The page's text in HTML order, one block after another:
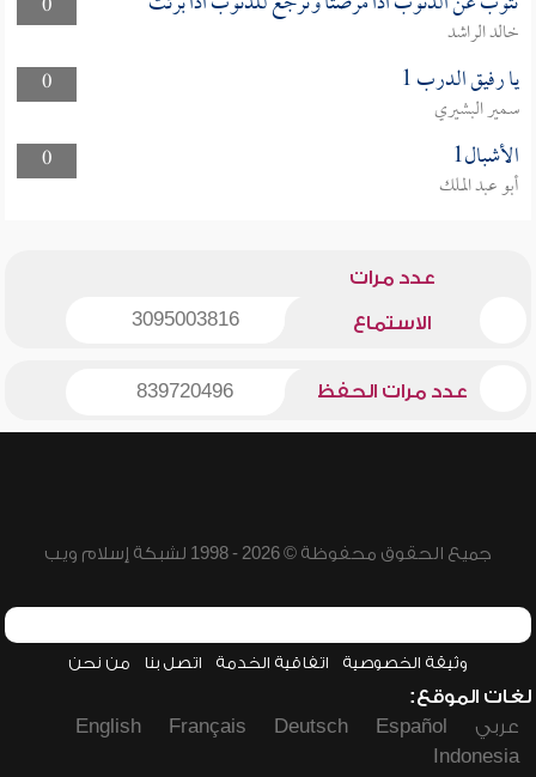
خالد الراشد
0
يا رفيق الدرب 1
سمير البشيري
0
الأشبال1
أبو عبد الملك
عدد مرات
الاستماع 3095003816
عدد مرات الحفظ 839720496
جميع الحقوق محفوظة © 2026 - 1998 لشبكة إسلام ويب
وثيقة الخصوصية اتفاقية الخدمة اتصل بنا من نحن
لغات الموقع:
عربي
Español
Deutsch
Français
English
Indonesia